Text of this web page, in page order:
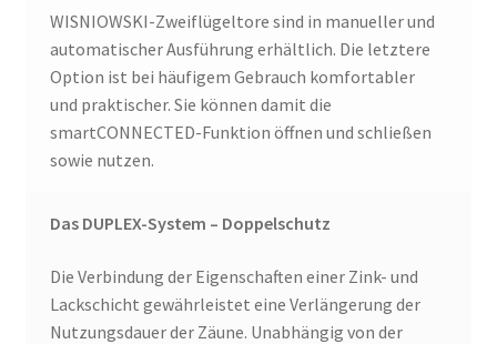
WISNIOWSKI-Zweiflügeltore sind in manueller und
automatischer Ausführung erhältlich. Die letztere
Option ist bei häufigem Gebrauch komfortabler
und praktischer. Sie können damit die
smartCONNECTED-Funktion öffnen und schließen
sowie nutzen.
Das DUPLEX-System – Doppelschutz
Die Verbindung der Eigenschaften einer Zink- und
Lackschicht gewährleistet eine Verlängerung der
Nutzungsdauer der Zäune. Unabhängig von der